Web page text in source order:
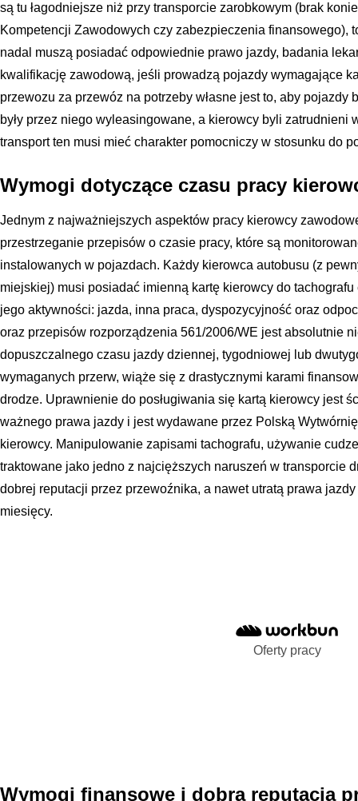
są tu łagodniejsze niż przy transporcie zarobkowym (brak
Kompetencji Zawodowych czy zabezpieczenia finansowego),
nadal muszą posiadać odpowiednie prawo jazdy, badania
kwalifikację zawodową, jeśli prowadzą pojazdy wymagające
przewozu za przewóz na potrzeby własne jest to, aby pojazdy
były przez niego wyleasingowane, a kierowcy byli zatrudnieni
transport ten musi mieć charakter pomocniczy w stosunku do
Wymogi dotyczące czasu pracy
Jednym z najważniejszych aspektów pracy kierowcy
przestrzeganie przepisów o czasie pracy, które są
instalowanych w pojazdach. Każdy kierowca autobusu (z
miejskiej) musi posiadać imienną kartę kierowcy do
jego aktywności: jazda, inna praca, dyspozycyjność oraz
oraz przepisów rozporządzenia 561/2006/WE jest absolutnie
dopuszczalnego czasu jazdy dziennej, tygodniowej lub
wymaganych przerw, wiąże się z drastycznymi karami
drodze. Uprawnienie do posługiwania się kartą kierowcy jest
ważnego prawa jazdy i jest wydawane przez Polską
kierowcy. Manipulowanie zapisami tachografu, używanie
traktowane jako jedno z najcięższych naruszeń w transporcie
dobrej reputacji przez przewoźnika, a nawet utratą prawa
miesięcy.
Oferty pracy
Wymogi finansowe i dobra reputacja